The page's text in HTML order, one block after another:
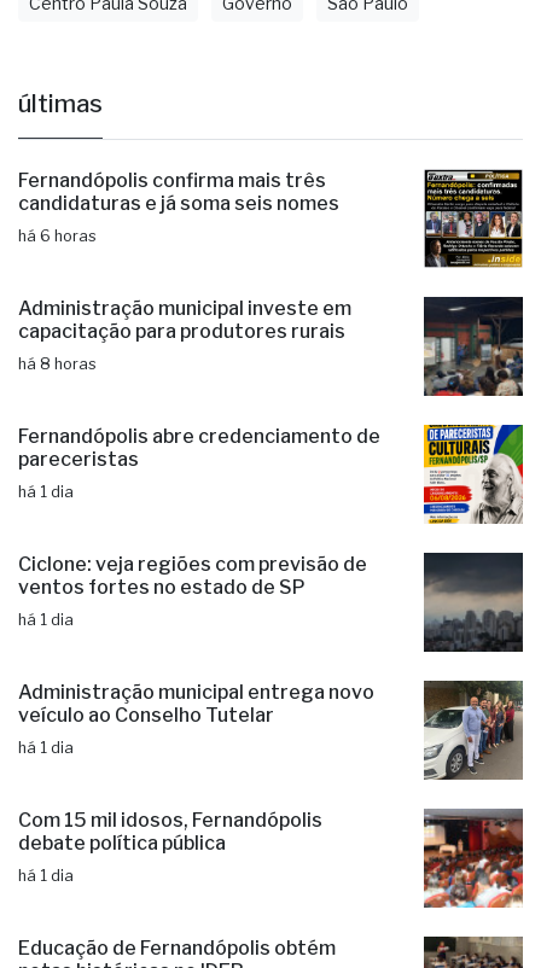
últimas
Fernandópolis confirma mais três
candidaturas e já soma seis nomes
há 6 horas
Administração municipal investe em
capacitação para produtores rurais
há 8 horas
Fernandópolis abre credenciamento de
pareceristas
há 1 dia
Ciclone: veja regiões com previsão de
ventos fortes no estado de SP
há 1 dia
Administração municipal entrega novo
veículo ao Conselho Tutelar
há 1 dia
Com 15 mil idosos, Fernandópolis
debate política pública
há 1 dia
Educação de Fernandópolis obtém